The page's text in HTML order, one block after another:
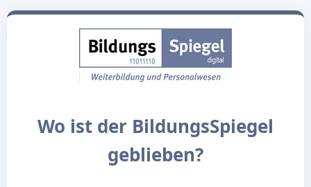
Wo ist der BildungsSpiegel
geblieben?